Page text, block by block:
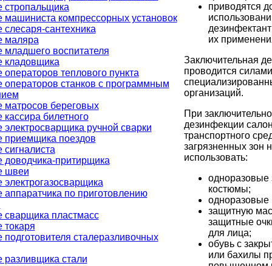
стропальщика
машиниста компрессорных установок
слесаря-сантехника
маляра
младшего воспитателя
кладовщика
теплового пункта
операторов станков с программным
матросов береговых
билетного
электросварщика ручной сварки
приемщика поездов
доводчика-притирщика
швеи
аппаратчика по приготовлению
сварщика пластмасс
токаря
подготовителя сталеразливочных
разливщика стали
приводятся
их
Заключительная
проводится силами
организаций.
При
дезинфекции
транспортного
загрязненных зон
использовать:
костюмы;
одноразовые
защитную
защитные
для лица;
обувь с
или бахилы